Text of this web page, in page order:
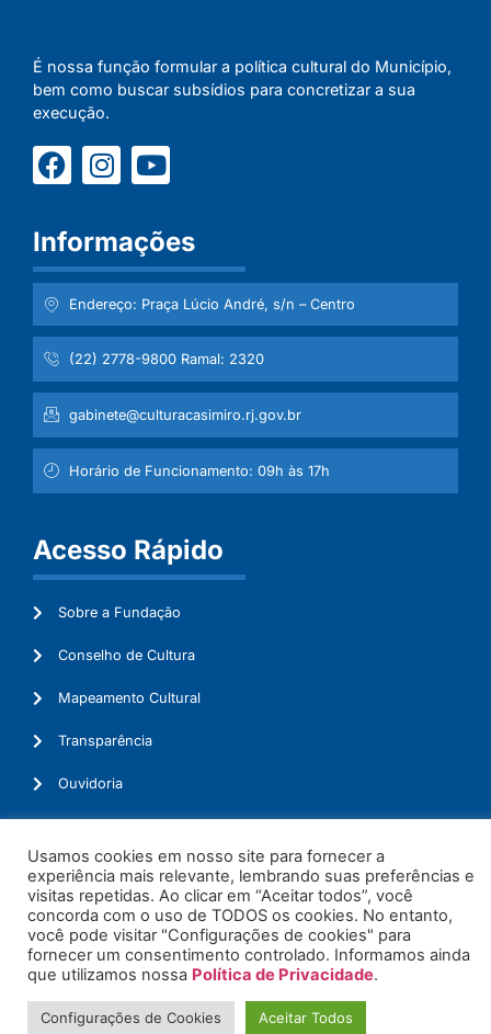
É nossa função formular a política cultural do Município,
bem como buscar subsídios para concretizar a sua
execução.
Informações
Endereço: Praça Lúcio André, s/n – Centro
(22) 2778-9800 Ramal: 2320
gabinete@culturacasimiro.rj.gov.br
Horário de Funcionamento: 09h às 17h
Acesso Rápido
Sobre a Fundação
Conselho de Cultura
Mapeamento Cultural
Transparência
Ouvidoria
© 2026. Todos os Direitos Reservados.
Usamos cookies em nosso site para fornecer a
experiência mais relevante, lembrando suas preferências e
visitas repetidas. Ao clicar em “Aceitar todos”, você
concorda com o uso de TODOS os cookies. No entanto,
você pode visitar "Configurações de cookies" para
fornecer um consentimento controlado. Informamos ainda
que utilizamos nossa Política de Privacidade.
Configurações de Cookies Aceitar Todos